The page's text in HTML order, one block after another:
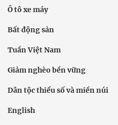
Ô tô xe máy
Bất động sản
Tuần Việt Nam
Giảm nghèo bền vững
Dân tộc thiểu số và miền núi
English